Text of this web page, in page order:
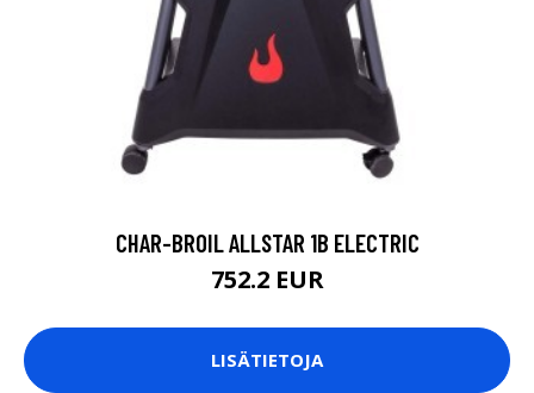
CHAR-BROIL ALLSTAR 1B ELECTRIC
752.2 EUR
LISÄTIETOJA